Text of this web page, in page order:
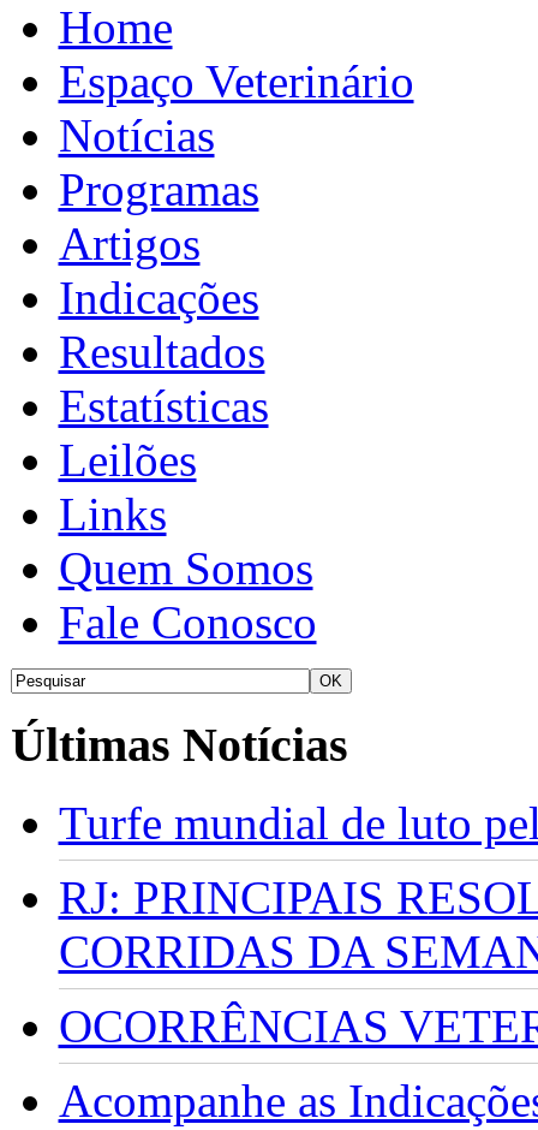
Home
Espaço Veterinário
Notícias
Programas
Artigos
Indicações
Resultados
Estatísticas
Leilões
Links
Quem Somos
Fale Conosco
Últimas Notícias
Turfe mundial de luto
RJ: PRINCIPAIS
CORRIDAS DA
OCORRÊNCIAS
Acompanhe as